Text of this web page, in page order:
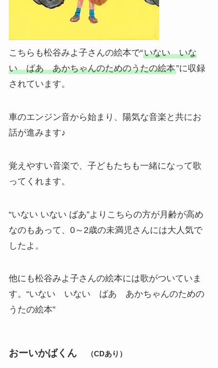
こちらも松谷みよ子さんの絵本で“いない いな
い ばあ あかちゃんのためのうたの絵本”に収録
されています。
車のエンジン音から始まり、陽気な音楽と共にお
話が進みます♪
覚えやすい音楽で、子どもたちも一緒になって歌
ってくれます。
“いない いない ばあ”よりこちらの方が月齢が高め
なのもあって、0～2歳の未満児さんには大人気で
したよ。
他にも松谷みよ子さんの絵本には歌がついていま
す。“いない いない ばあ あかちゃんのための
うたの絵本”
おーいかばくん （CDあり）